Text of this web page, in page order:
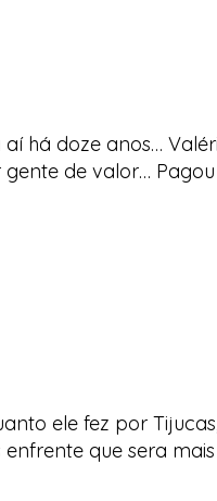
há doze anos…
de valor…
ele fez por
que sera